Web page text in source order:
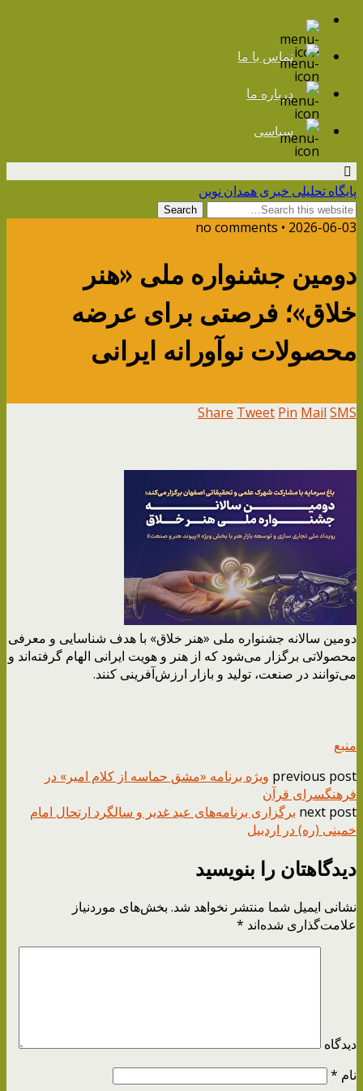
تماس با ما
درباره ما
سیاسی
پایگاه تحلیلی خبری همدان نوین
2026-06-03 • no comments
دومین جشنواره ملی «هنر
خلاق»؛ فرصتی برای عرضه
محصولات نوآورانه ایرانی
Share Tweet Pin Mail SMS
دومین سالانه جشنواره ملی «هنر خلاق» با هدف شناسایی و معرفی
محصولاتی برگزار می‌شود که از هنر و هویت ایرانی الهام گرفته‌اند و
می‌توانند در صنعت، تولید و بازار ارزش‌آفرینی کنند.
منبع
previous post ویژه برنامه «مشق حماسه از کلام امیر» در
فرهنگسرای قرآن
next post برگزاری برنامه‌های عید غدیر و سالگرد ارتحال امام
خمینی (ره) در اردبیل
دیدگاهتان را بنویسید
نشانی ایمیل شما منتشر نخواهد شد. بخش‌های موردنیاز
علامت‌گذاری شده‌اند *
دیدگاه
نام *